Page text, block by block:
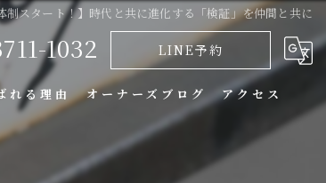
制スタート！】時代と共に進化する「検証」を仲間と共に
1032 LINE予約
れる理由 オーナーズブログ アクセス